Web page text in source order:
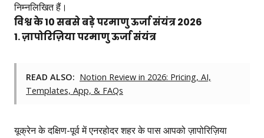
निम्नलिखित हैं।
विश्व के 10 सबसे बड़े परमाणु ऊर्जा संयंत्र 2026
1. ज़ापोरिज़िया परमाणु ऊर्जा संयंत्र
READ ALSO: Notion Review in 2026: Pricing, AI,
Templates, App, & FAQs
यूक्रेन के दक्षिण-पूर्व में एनरहोदर शहर के पास आपको ज़ापोरिज़िया